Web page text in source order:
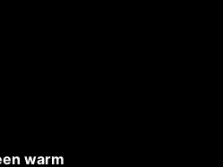
warm